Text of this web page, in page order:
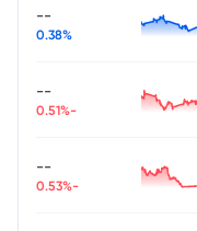
--
0.38%
--
-0.51%
--
-0.53%